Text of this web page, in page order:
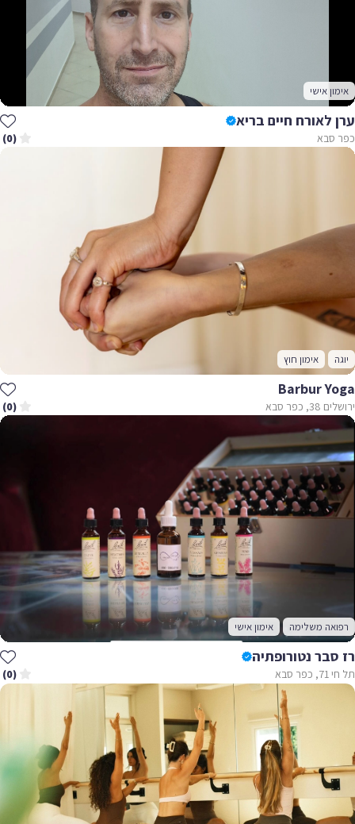
אימון אישי
ערן לאורח חיים בריא
כפר סבא (0)
יוגה אימון חוץ
Barbur Yoga
ירושלים 38, כפר סבא (0)
רפואה משלימה אימון אישי
רז סבר נטורופתיה
תל חי 71, כפר סבא (0)